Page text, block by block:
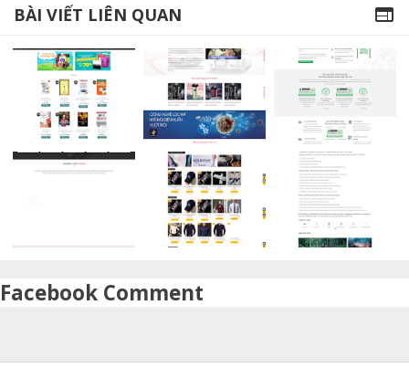
BÀI VIẾT LIÊN QUAN 
Facebook Comment